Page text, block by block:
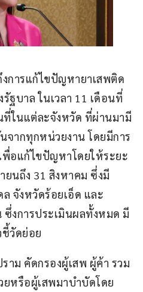
การแก้ไขปัญหายาเสพติด​
ฐบาล ในเวลา 11 เดือนที่
ที่ในแต่ละจังหวัด​ ที่ผ่านมามี
จากทุกหน่วยงาน โดยมีการ
พื่อแก้ไขปัญหาโดยให้ระยะ
ยนถึง 31 สิงหาคม ซึ่งมี
จังหวัดร้อยเอ็ด​ และ
ซึ่งการประเมินผลทั้งหมด มี
วัดย่อย
าม​ คัดกรอง​ผู้เสพ​ ผู้ค้า​ รวม
ยหรือผู้เสพมาบำบัดโดย